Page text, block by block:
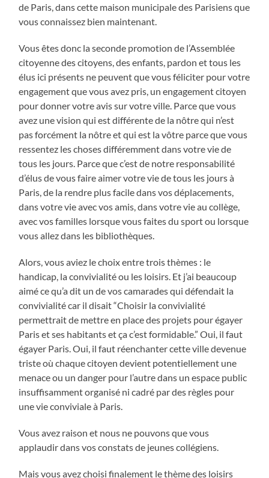
de Paris, dans cette maison municipale des Parisiens que
vous connaissez bien maintenant.
Vous êtes donc la seconde promotion de l’Assemblée
citoyenne des citoyens, des enfants, pardon et tous les
élus ici présents ne peuvent que vous féliciter pour votre
engagement que vous avez pris, un engagement citoyen
pour donner votre avis sur votre ville. Parce que vous
avez une vision qui est différente de la nôtre qui n’est
pas forcément la nôtre et qui est la vôtre parce que vous
ressentez les choses différemment dans votre vie de
tous les jours. Parce que c’est de notre responsabilité
d’élus de vous faire aimer votre vie de tous les jours à
Paris, de la rendre plus facile dans vos déplacements,
dans votre vie avec vos amis, dans votre vie au collège,
avec vos familles lorsque vous faites du sport ou lorsque
vous allez dans les bibliothèques.
Alors, vous aviez le choix entre trois thèmes : le
handicap, la convivialité ou les loisirs. Et j’ai beaucoup
aimé ce qu’a dit un de vos camarades qui défendait la
convivialité car il disait “Choisir la convivialité
permettrait de mettre en place des projets pour égayer
Paris et ses habitants et ça c’est formidable.” Oui, il faut
égayer Paris. Oui, il faut réenchanter cette ville devenue
triste où chaque citoyen devient potentiellement une
menace ou un danger pour l’autre dans un espace public
insuffisamment organisé ni cadré par des règles pour
une vie conviviale à Paris.
Vous avez raison et nous ne pouvons que vous
applaudir dans vos constats de jeunes collégiens.
Mais vous avez choisi finalement le thème des loisirs